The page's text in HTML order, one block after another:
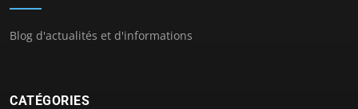
Blog d'actualités et d'informations
CATÉGORIES